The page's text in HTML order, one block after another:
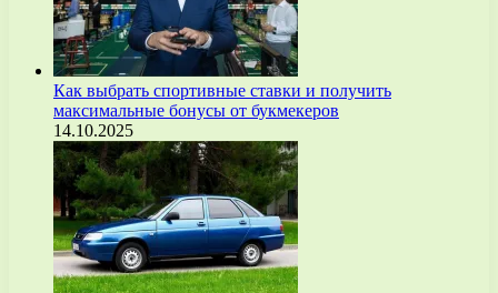
Как выбрать спортивные ставки и получить
максимальные бонусы от букмекеров
14.10.2025